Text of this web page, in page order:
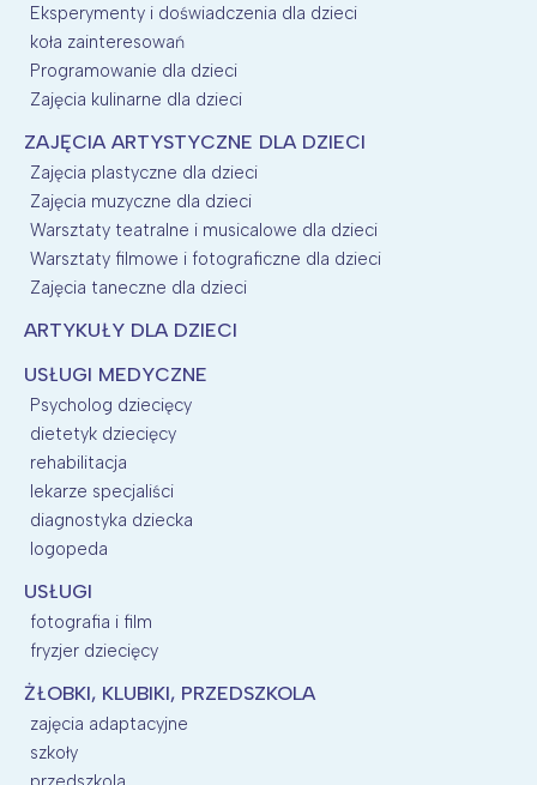
Eksperymenty i doświadczenia dla dzieci
koła zainteresowań
Programowanie dla dzieci
Zajęcia kulinarne dla dzieci
ZAJĘCIA ARTYSTYCZNE DLA DZIECI
Zajęcia plastyczne dla dzieci
Zajęcia muzyczne dla dzieci
Warsztaty teatralne i musicalowe dla dzieci
Warsztaty filmowe i fotograficzne dla dzieci
Zajęcia taneczne dla dzieci
ARTYKUŁY DLA DZIECI
USŁUGI MEDYCZNE
Psycholog dziecięcy
dietetyk dziecięcy
rehabilitacja
lekarze specjaliści
diagnostyka dziecka
logopeda
USŁUGI
fotografia i film
fryzjer dziecięcy
ŻŁOBKI, KLUBIKI, PRZEDSZKOLA
zajęcia adaptacyjne
szkoły